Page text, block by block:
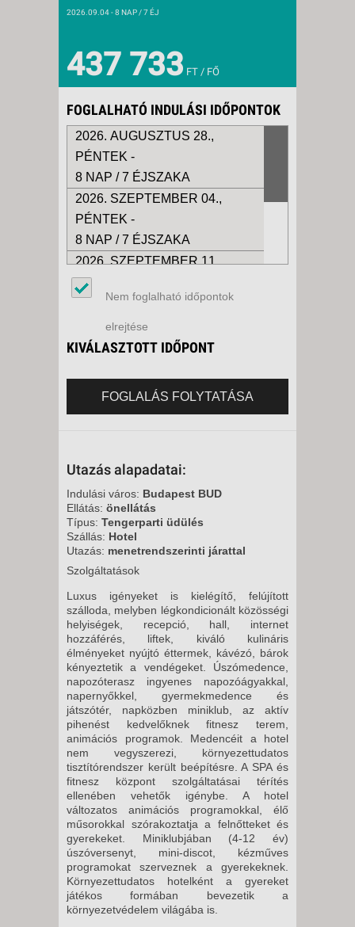
2026.09.04- 8 NAP / 7 ÉJ
437 733 FT / FŐ
FOGLALHATÓ INDULÁSI IDŐPONTOK
2026. AUGUSZTUS 28.,
PÉNTEK -
8 NAP / 7 ÉJSZAKA
2026. SZEPTEMBER 04.,
PÉNTEK -
8 NAP / 7 ÉJSZAKA
2026. SZEPTEMBER 11.,
PÉNTEK -
8 NAP / 7 ÉJSZAKA
2026. SZEPTEMBER 18.,
PÉNTEK -
Nem foglalható időpontok
elrejtése
KIVÁLASZTOTT IDŐPONT
FOGLALÁS FOLYTATÁSA
Utazás alapadatai:
Indulási város: Budapest BUD
Ellátás: önellátás
Típus: Tengerparti üdülés
Szállás: Hotel
Utazás: menetrendszerinti járattal
Szolgáltatások
Luxus igényeket is kielégítő, felújított
szálloda, melyben légkondicionált közösségi
helyiségek, recepció, hall, internet
hozzáférés, liftek, kiváló kulináris
élményeket nyújtó éttermek, kávézó, bárok
kényeztetik a vendégeket. Úszómedence,
napozóterasz ingyenes napozóágyakkal,
napernyőkkel, gyermekmedence és
játszótér, napközben miniklub, az aktív
pihenést kedvelőknek fitnesz terem,
animációs programok. Medencéit a hotel
nem vegyszerezi, környezettudatos
tisztítórendszer került beépítésre. A SPA és
fitnesz központ szolgáltatásai térítés
ellenében vehetők igénybe. A hotel
változatos animációs programokkal, élő
műsorokkal szórakoztatja a felnőtteket és
gyerekeket. Miniklubjában (4-12 év)
úszóversenyt, mini-discot, kézműves
programokat szerveznek a gyerekeknek.
Környezettudatos hotelként a gyereket
játékos formában bevezetik a
környezetvédelem világába is.